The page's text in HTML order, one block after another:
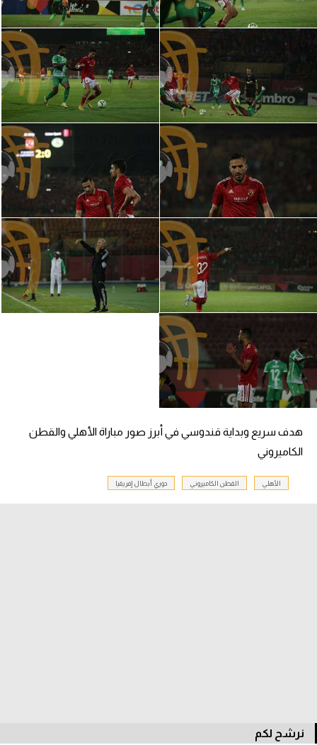
هدف سريع وبداية قندوسي في أبرز صور مباراة الأهلي والقطن
الكاميروني
الأهلي القطن الكاميروني دوري أبطال إفريقيا
نرشح لكم